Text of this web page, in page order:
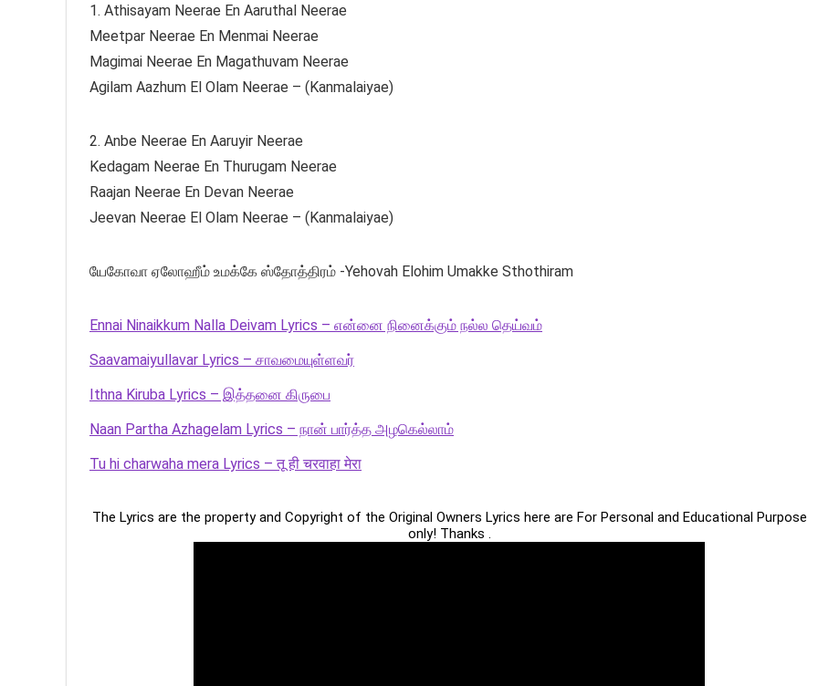
1. Athisayam Neerae En Aaruthal Neerae
Meetpar Neerae En Menmai Neerae
Magimai Neerae En Magathuvam Neerae
Agilam Aazhum El Olam Neerae – (Kanmalaiyae)
2. Anbe Neerae En Aaruyir Neerae
Kedagam Neerae En Thurugam Neerae
Raajan Neerae En Devan Neerae
Jeevan Neerae El Olam Neerae – (Kanmalaiyae)
யேகோவா ஏலோஹீம் உமக்கே ஸ்தோத்திரம் -Yehovah Elohim Umakke Sthothiram
Ennai Ninaikkum Nalla Deivam Lyrics – என்னை நினைக்கும் நல்ல தெய்வம்
Saavamaiyullavar Lyrics – சாவமையுள்ளவர்
Ithna Kiruba Lyrics – இத்தனை கிருபை
Naan Partha Azhagelam Lyrics – நான் பார்த்த அழகெல்லாம்
Tu hi charwaha mera Lyrics – तू ही चरवाहा मेरा
The Lyrics are the property and Copyright of the Original Owners Lyrics here are For Personal and Educational Purpose
only! Thanks .